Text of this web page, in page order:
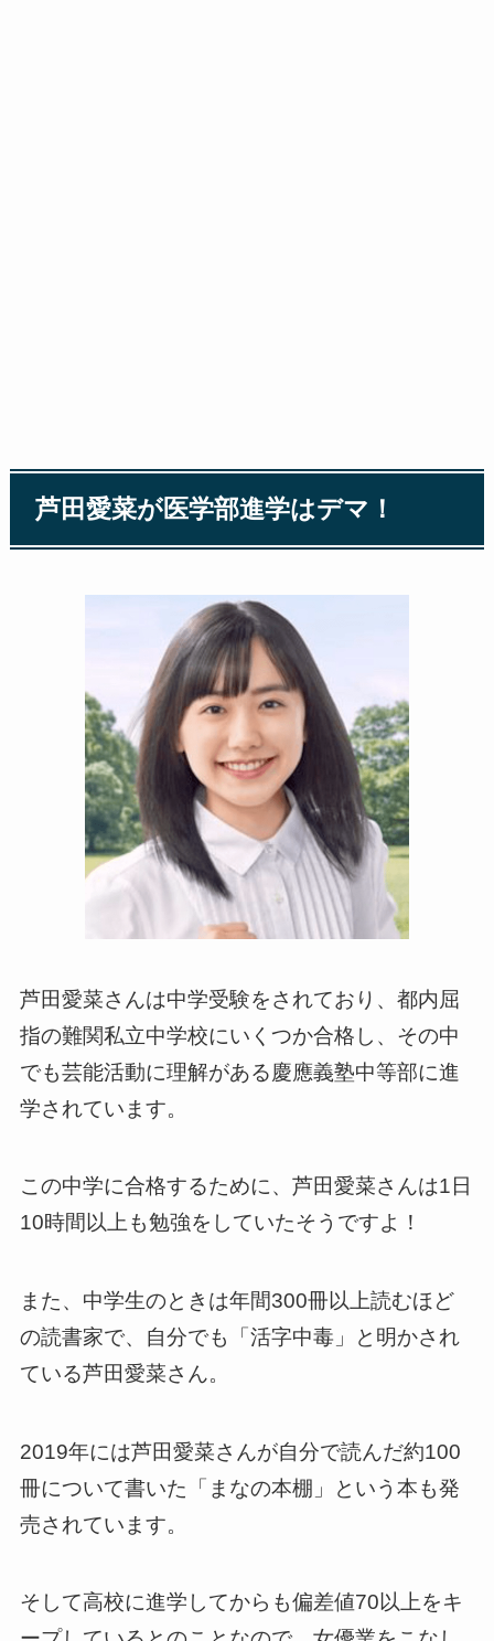
芦田愛菜が医学部進学はデマ！
芦田愛菜さんは中学受験をされており、都内屈
指の難関私立中学校にいくつか合格し、その中
でも芸能活動に理解がある慶應義塾中等部に進
学されています。
この中学に合格するために、芦田愛菜さんは1日
10時間以上も勉強をしていたそうですよ！
また、中学生のときは年間300冊以上読むほど
の読書家で、自分でも「活字中毒」と明かされ
ている芦田愛菜さん。
2019年には芦田愛菜さんが自分で読んだ約100
冊について書いた「まなの本棚」という本も発
売されています。
そして高校に進学してからも偏差値70以上をキ